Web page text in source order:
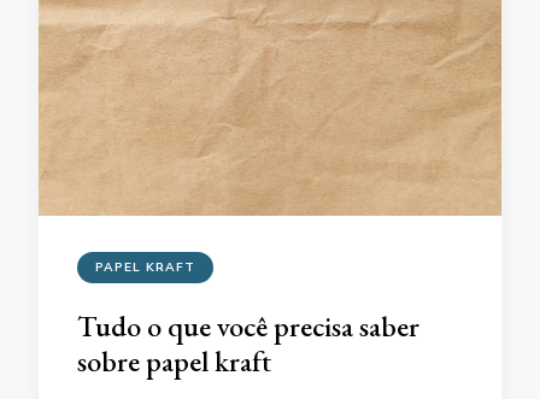
PAPEL KRAFT
Tudo o que você precisa saber
sobre papel kraft